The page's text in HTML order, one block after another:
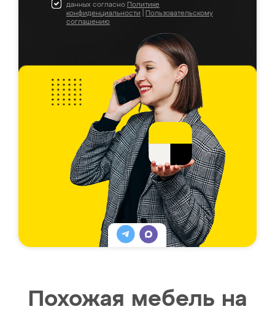
данных согласно Политике
конфиденциальности
Пользовательскому
соглашению
Похожая мебель на